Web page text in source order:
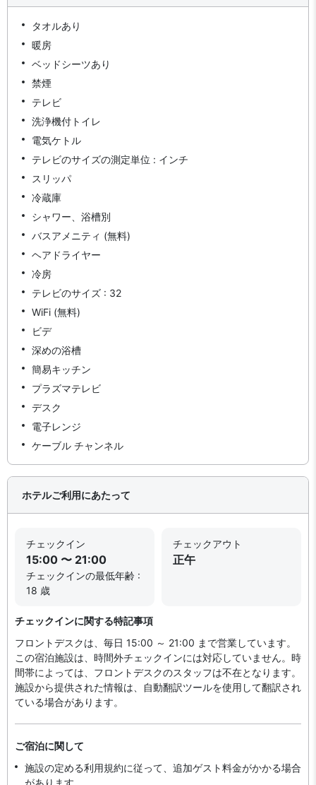
タオルあり
暖房
ベッドシーツあり
禁煙
テレビ
洗浄機付トイレ
電気ケトル
テレビのサイズの測定単位 : インチ
スリッパ
冷蔵庫
シャワー、浴槽別
バスアメニティ (無料)
ヘアドライヤー
冷房
テレビのサイズ : 32
WiFi (無料)
ビデ
深めの浴槽
簡易キッチン
プラズマテレビ
デスク
電子レンジ
ケーブル チャンネル
ホテルご利用にあたって
チェックイン
15:00 〜 21:00
チェックインの最低年齢 :
18 歳
チェックアウト
正午
チェックインに関する特記事項
フロントデスクは、毎日 15:00 ～ 21:00 まで営業しています。
この宿泊施設は、時間外チェックインには対応していません。時
間帯によっては、フロントデスクのスタッフは不在となります。
施設から提供された情報は、自動翻訳ツールを使用して翻訳され
ている場合があります。
ご宿泊に関して
施設の定める利用規約に従って、追加ゲスト料金がかかる場合
があります